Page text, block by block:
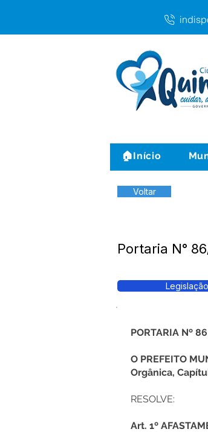
🏠Início
Voltar
Portaria N°
Legislação
PORTARIA Nº
O PREFEITO
Orgânica,
RESOLVE:
Art. 1º